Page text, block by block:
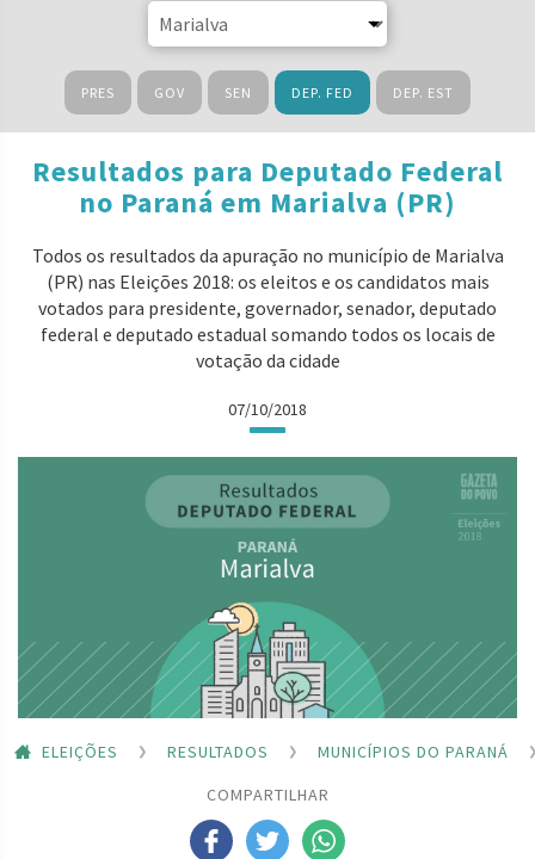
PRES GOV SEN DEP. FED DEP. EST
Resultados para Deputado Federal
no Paraná em Marialva (PR)
Todos os resultados da apuração no município de Marialva
(PR) nas Eleições 2018: os eleitos e os candidatos mais
votados para presidente, governador, senador, deputado
federal e deputado estadual somando todos os locais de
votação da cidade
07/10/2018
ELEIÇÕES RESULTADOS
MUNICÍPIOS DO PARANÁ
COMPARTILHAR